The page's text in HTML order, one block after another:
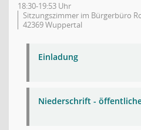
18:30-19:53 Uhr
Sitzungszimmer im Bürgerbüro
42369 Wuppertal
Einladung
Niederschrift -